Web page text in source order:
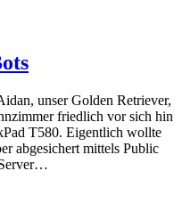
unser Golden Retriever,
friedlich vor sich hin
T580. Eigentlich wollte
abgesichert mittels Public